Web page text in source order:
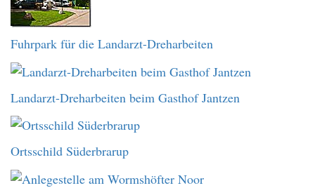
Fuhrpark für die Landarzt-Dreharbeiten
Landarzt-Dreharbeiten beim Gasthof Jantzen
Ortsschild Süderbrarup